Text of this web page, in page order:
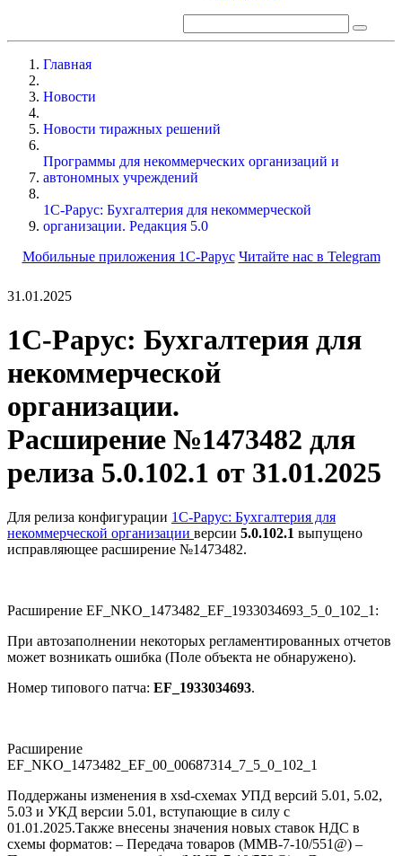
Главная
Новости
Новости тиражных решений
Программы для некоммерческих организаций и
автономных учреждений
1С-Рарус: Бухгалтерия для некоммерческой
организации. Редакция 5.0
Мобильные приложения 1С-Рарус Читайте нас в Telegram
31.01.2025
1С-Рарус: Бухгалтерия для
некоммерческой
организации.
Расширение №1473482 для
релиза 5.0.102.1 от 31.01.2025
Для релиза конфигурации 1С-Рарус: Бухгалтерия для
некоммерческой организации версии 5.0.102.1 выпущено
исправляющее расширение №1473482.
Расширение EF_NKO_1473482_EF_1933034693_5_0_102_1:
При автозаполнении некоторых регламентированных отчетов
может возникать ошибка (Поле объекта не обнаружено).
Номер типового патча: EF_1933034693.
Расширение
EF_NKO_1473482_EF_00_00687314_7_5_0_102_1
Поддержаны изменения в xsd-схемах УПД версий 5.01, 5.02,
5.03 и УКД версии 5.01, вступающие в силу с
01.01.2025.Также внесены значения новых ставок НДС в
схемы форматов: – Передача товаров (ММВ-7-10/551@) –